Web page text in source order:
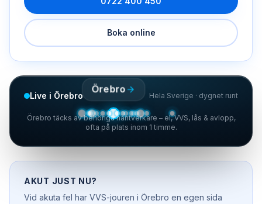
Boka online
Live i Örebro Hela Sverige · dygnet runt
Örebro
Örebro täcks av behöriga hantverkare – el, VVS, lås & avlopp,
ofta på plats inom 1 timme.
AKUT JUST NU?
Vid akuta fel har VVS-jouren i Örebro en egen sida